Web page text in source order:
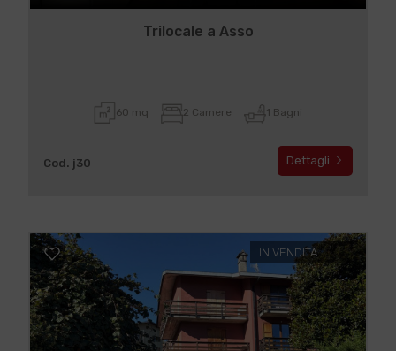
Trilocale a Asso
60 mq 2 Camere 1 Bagni
Cod. j30 Dettagli
IN VENDITA